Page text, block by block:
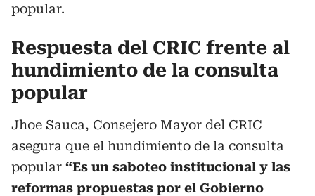
popular.
Respuesta del CRIC frente al
hundimiento de la consulta
popular
Jhoe Sauca, Consejero Mayor del CRIC
asegura que el hundimiento de la consulta
popular “Es un saboteo institucional y las
reformas propuestas por el Gobierno